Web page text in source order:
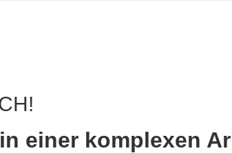
einer komplexen